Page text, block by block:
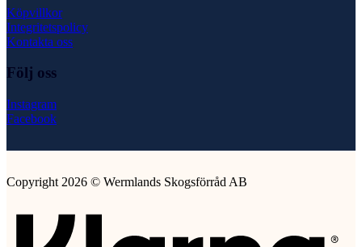
Köpvillkor
Integritetspolicy
Kontakta oss
Följ oss
Instagram
Facebook
Copyright 2026 © Wermlands Skogsförråd AB